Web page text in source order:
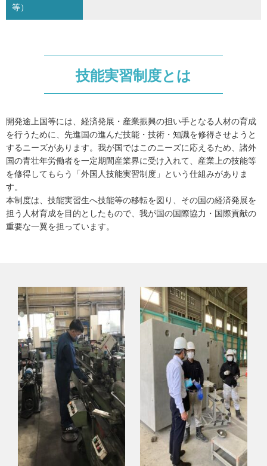
等）
技能実習制度とは
開発途上国等には、経済発展・産業振興の担い手となる人材の育成
を行うために、先進国の進んだ技能・技術・知識を修得させようと
するニーズがあります。我が国ではこのニーズに応えるため、諸外
国の青壮年労働者を一定期間産業界に受け入れて、産業上の技能等
を修得してもらう「外国人技能実習制度」という仕組みがありま
す。
本制度は、技能実習生へ技能等の移転を図り、その国の経済発展を
担う人材育成を目的としたもので、我が国の国際協力・国際貢献の
重要な一翼を担っています。